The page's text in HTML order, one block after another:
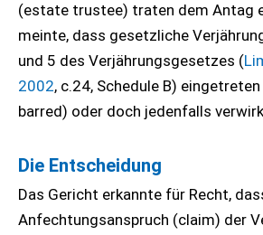
(estate trustee) traten dem Antag
meinte, dass gesetzliche
und 5 des Verjährungsgesetzes (
2002, c.24, Schedule B)
barred) oder doch jedenfalls
Die Entscheidung
Das Gericht erkannte für Recht,
Anfechtungsanspruch (claim) der